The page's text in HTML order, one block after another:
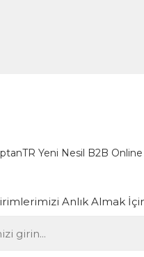
Yeni Nesil B2B
Anlık Almak